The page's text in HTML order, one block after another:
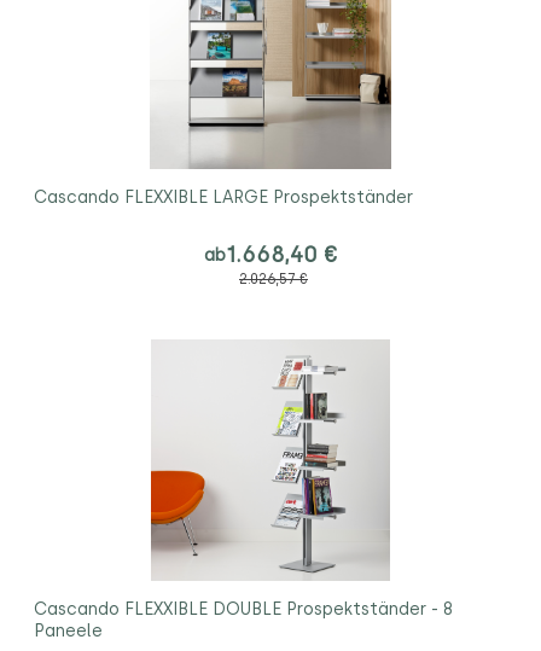
Cascando FLEXXIBLE LARGE Prospektständer
ab1.668,40 €
2.026,57 €
Cascando FLEXXIBLE DOUBLE Prospektständer - 8
Paneele